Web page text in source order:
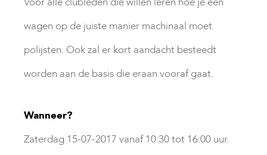
wagen op de juiste manier machinaal moet
polijsten. Ook zal er kort aandacht besteedt
worden aan de basis die eraan vooraf gaat.
Wanneer?
Zaterdag 15-07-2017 vanaf 10:30 tot 16:00 uur.